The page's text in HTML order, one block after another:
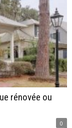
rénovée ou
0